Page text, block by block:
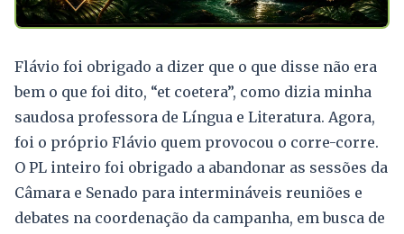
Flávio foi obrigado a dizer que o que disse não era
bem o que foi dito, “et coetera”, como dizia minha
saudosa professora de Língua e Literatura. Agora,
foi o próprio Flávio quem provocou o corre-corre.
O PL inteiro foi obrigado a abandonar as sessões da
Câmara e Senado para intermináveis reuniões e
debates na coordenação da campanha, em busca de